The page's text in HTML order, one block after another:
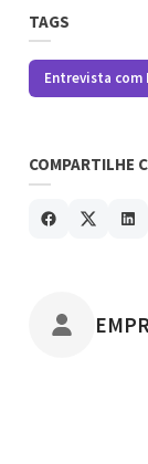
TAGS
Entrevista com
COMPARTILHE